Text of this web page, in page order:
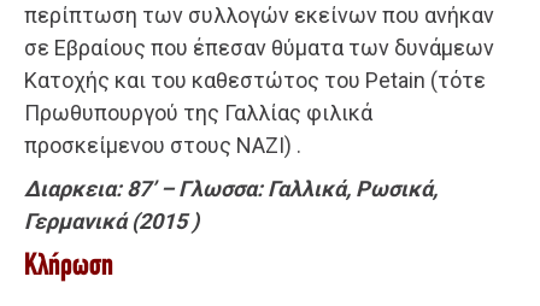
περίπτωση των συλλογών εκείνων που ανήκαν
σε Εβραίους που έπεσαν θύματα των δυνάμεων
Κατοχής και του καθεστώτος του Petain (τότε
Πρωθυπουργού της Γαλλίας φιλικά
προσκείμενου στους ΝΑΖΙ) .
Διαρκεια: 87’ – Γλωσσα: Γαλλικά, Ρωσικά,
Γερμανικά (2015 )
Κλήρωση